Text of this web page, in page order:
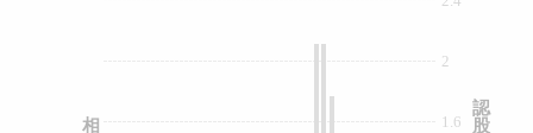
1.6
2
認
股
相